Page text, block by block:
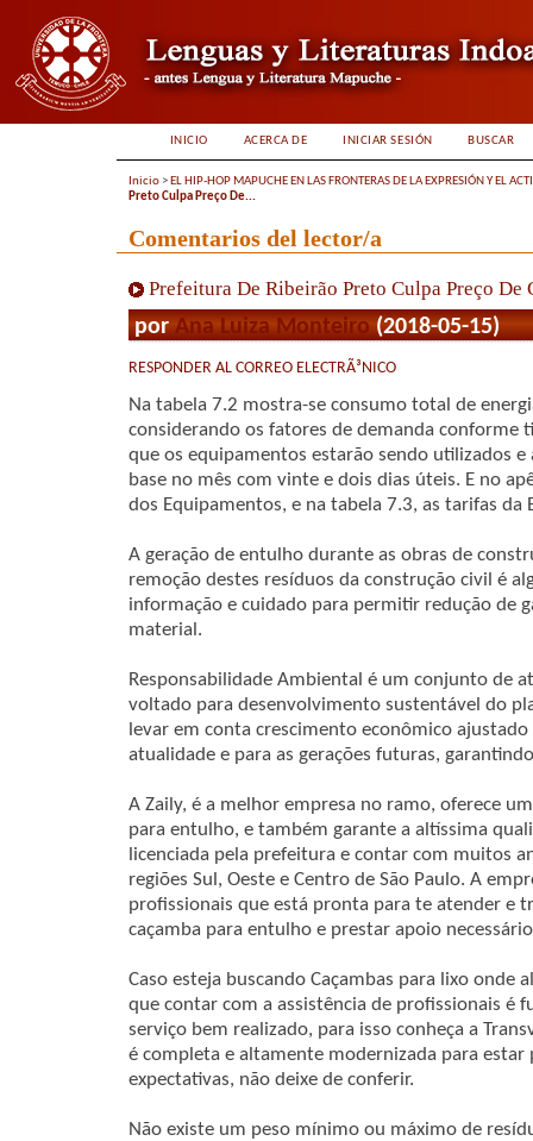
INICIO ACERCA DE INICIAR SESIÓN BUSCAR
Inicio > EL HIP-HOP MAPUCHE EN LAS FRONTERAS DE LA EXPRESIÓN Y EL
Preto Culpa Preço De...
Comentarios del lector/a
Prefeitura De Ribeirão Preto Culpa Preço De
porAna Luiza Monteiro(2018-05-15)
RESPONDER AL CORREO ELECTRÃ³NICO
Na tabela 7.2 mostra-se consumo total de
considerando os fatores de demanda conforme
que os equipamentos estarão sendo utilizados e
base no mês com vinte e dois dias úteis. E no
dos Equipamentos, e na tabela 7.3, as tarifas
A geração de entulho durante as obras de
remoção destes resíduos da construção civil é
informação e cuidado para permitir redução de
material.
Responsabilidade Ambiental é um conjunto de
voltado para desenvolvimento sustentável do
levar em conta crescimento econômico
atualidade e para as gerações futuras,
A Zaily, é a melhor empresa no ramo, oferece
para entulho, e também garante a altíssima
licenciada pela prefeitura e contar com muitos
regiões Sul, Oeste e Centro de São Paulo. A
profissionais que está pronta para te atender e
caçamba para entulho e prestar apoio
Caso esteja buscando Caçambas para lixo onde
que contar com a assistência de profissionais é
serviço bem realizado, para isso conheça a
é completa e altamente modernizada para
expectativas, não deixe de conferir.
Não existe um peso mínimo ou máximo de